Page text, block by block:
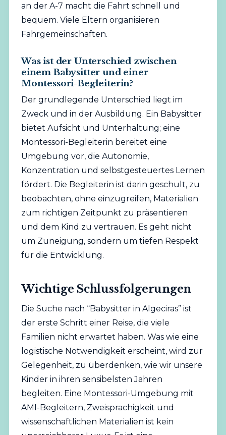
an der A-7 macht die Fahrt schnell und
bequem. Viele Eltern organisieren
Fahrgemeinschaften.
Was ist der Unterschied zwischen
einem Babysitter und einer
Montessori-Begleiterin?
Der grundlegende Unterschied liegt im
Zweck und in der Ausbildung. Ein Babysitter
bietet Aufsicht und Unterhaltung; eine
Montessori-Begleiterin bereitet eine
Umgebung vor, die Autonomie,
Konzentration und selbstgesteuertes Lernen
fördert. Die Begleiterin ist darin geschult, zu
beobachten, ohne einzugreifen, Materialien
zum richtigen Zeitpunkt zu präsentieren
und dem Kind zu vertrauen. Es geht nicht
um Zuneigung, sondern um tiefen Respekt
für die Entwicklung.
Wichtige Schlussfolgerungen
Die Suche nach “Babysitter in Algeciras” ist
der erste Schritt einer Reise, die viele
Familien nicht erwartet haben. Was wie eine
logistische Notwendigkeit erscheint, wird zur
Gelegenheit, zu überdenken, wie wir unsere
Kinder in ihren sensibelsten Jahren
begleiten. Eine Montessori-Umgebung mit
AMI-Begleitern, Zweisprachigkeit und
wissenschaftlichen Materialien ist kein